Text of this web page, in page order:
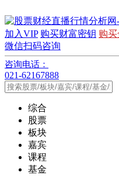
加入VIP 购买财富密钥 购
微信扫码咨询
咨询电话：
021-62167888
综合
股票
板块
嘉宾
课程
基金